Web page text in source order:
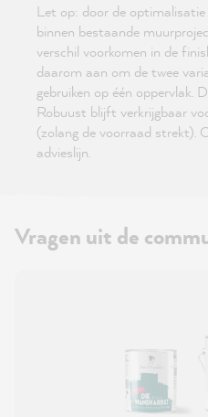
Let op: door de
binnen bestaande
verschil voorkomen in de
daarom aan om de twee
gebruiken op één oppervlak.
Robuust blijft verkrijgbaar
(zolang de voorraad strekt).
advieslijn.
Vragen uit de